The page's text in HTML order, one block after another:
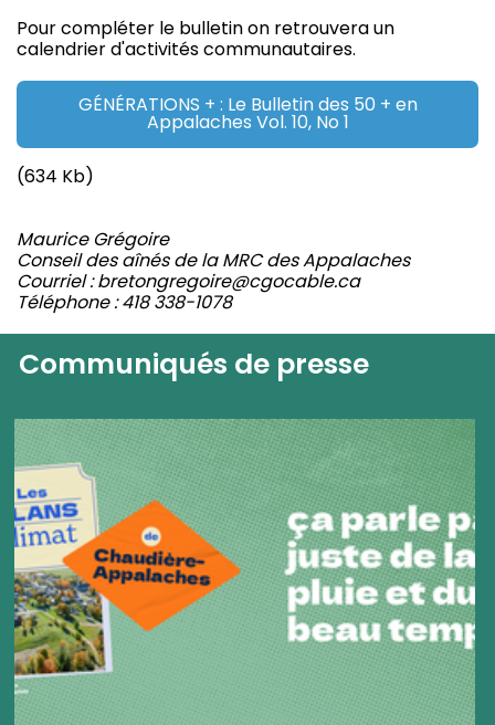
Pour compléter le bulletin on retrouvera un
calendrier d'activités communautaires.
GÉNÉRATIONS + : Le Bulletin des 50 + en
Appalaches Vol. 10, No 1
(634 Kb)
Maurice Grégoire
Conseil des aînés de la MRC des Appalaches
Courriel : bretongregoire@cgocable.ca
Téléphone : 418 338-1078
Communiqués de presse